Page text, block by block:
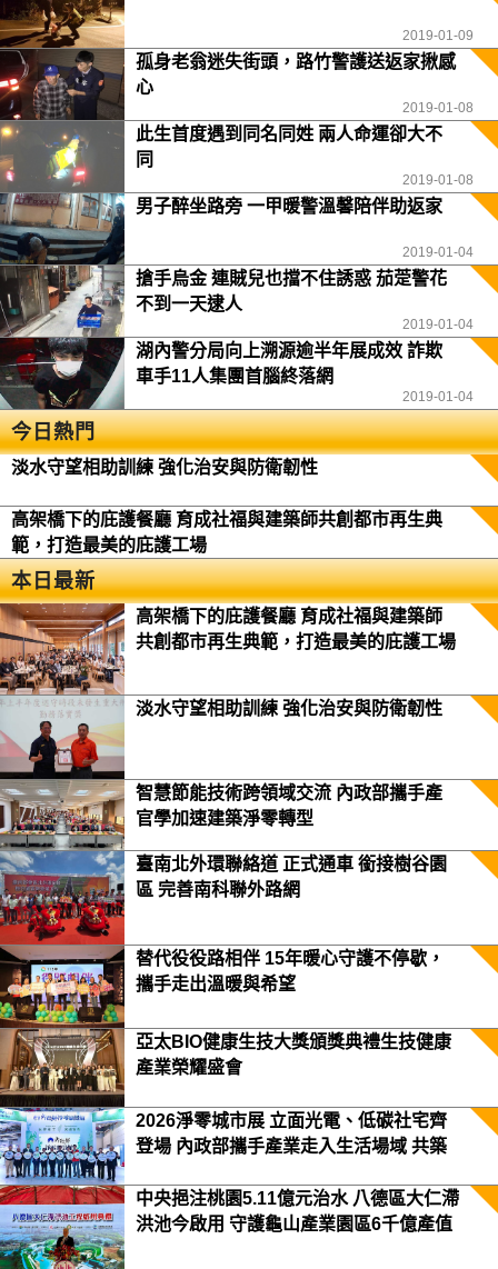
2019-01-09
孤身老翁迷失街頭，路竹警護送返家揪感
心
2019-01-08
此生首度遇到同名同姓 兩人命運卻大不
同
2019-01-08
男子醉坐路旁 一甲暖警溫馨陪伴助返家
2019-01-04
搶手烏金 連賊兒也擋不住誘惑 茄萣警花
不到一天逮人
2019-01-04
湖內警分局向上溯源逾半年展成效 詐欺
車手11人集團首腦終落網
2019-01-04
今日熱門
淡水守望相助訓練 強化治安與防衛韌性
高架橋下的庇護餐廳 育成社福與建築師共創都市再生典
範，打造最美的庇護工場
本日最新
高架橋下的庇護餐廳 育成社福與建築師
共創都市再生典範，打造最美的庇護工場
淡水守望相助訓練 強化治安與防衛韌性
智慧節能技術跨領域交流 內政部攜手產
官學加速建築淨零轉型
臺南北外環聯絡道 正式通車 銜接樹谷園
區 完善南科聯外路網
替代役役路相伴 15年暖心守護不停歇，
攜手走出溫暖與希望
亞太BIO健康生技大獎頒獎典禮生技健康
產業榮耀盛會
2026淨零城市展 立面光電、低碳社宅齊
登場 內政部攜手產業走入生活場域 共築
中央挹注桃園5.11億元治水 八德區大仁滯
洪池今啟用 守護龜山產業園區6千億產值